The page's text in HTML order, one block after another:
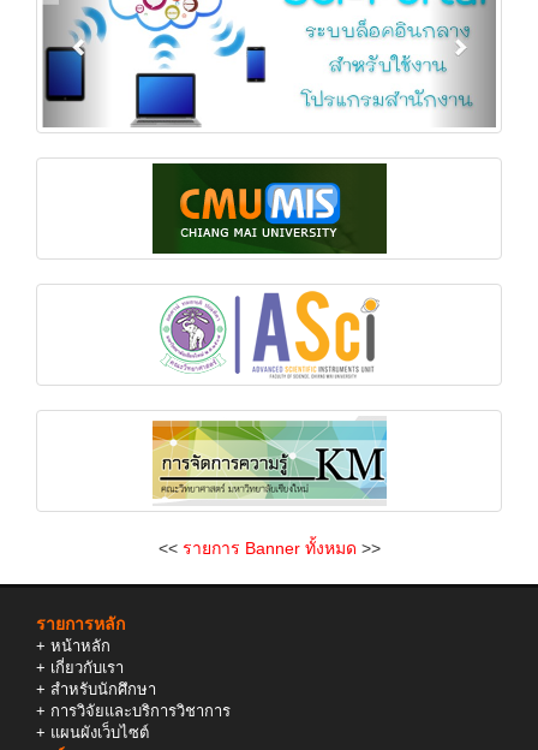
<< รายการ Banner ทั้งหมด >>
รายการหลัก
+ หน้าหลัก
+ เกี่ยวกับเรา
+ สำหรับนักศึกษา
+ การวิจัยและบริการวิชาการ
+ แผนผังเว็บไซต์